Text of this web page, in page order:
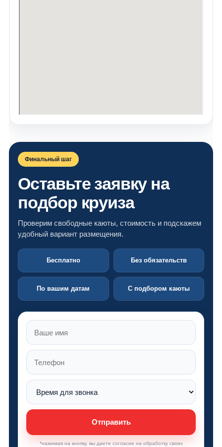
Финальный шаг
Оставьте заявку на
подбор круиза
Проверим свободные каюты, стоимость и подскажем
удобный вариант размещения.
Бесплатно Без обязательств
По вашим датам С подбором каюты
Отправить
*нажимая на кнопку, вы даете согласие на обработку своих